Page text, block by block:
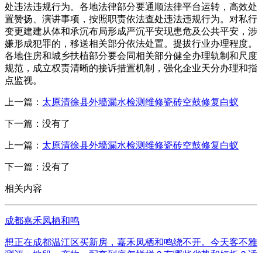
处违法违规行为。各地法律部分要通顺法律平台运转，高效处
置赞扬、演讲事项，按照职责依法查处违法违规行为。对私行
变更建建从体和承沉布局形成严沉平安现患危及公共平安，涉
嫌形成犯罪的，移送相关部分依法处置。提拔行业办理程度。
各地住房和城乡扶植部分要会同相关部分健全办理轨制和尺度
规范，成立权责清晰的接诉措置机制，强化企业天分办理和指
点监视。
上一篇： 太原清徐县外墙漏水检测维修瓷砖空鼓修复白蚁
下一篇：没有了
上一篇： 太原清徐县外墙漏水检测维修瓷砖空鼓修复白蚁
下一篇：没有了
相关内容
成都嘉禾凤栖和鸣
想正在成都温江区买新房，嘉禾凤栖和鸣绕不开。今天客不雅